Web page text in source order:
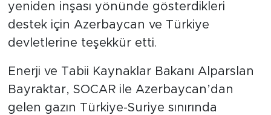
yeniden inşası yönünde gösterdikleri
destek için Azerbaycan ve Türkiye
devletlerine teşekkür etti.
Enerji ve Tabii Kaynaklar Bakanı Alparslan
Bayraktar, SOCAR ile Azerbaycan’dan
gelen gazın Türkiye-Suriye sınırında